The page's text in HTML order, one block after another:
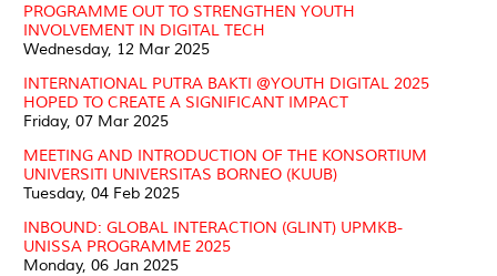
PROGRAMME OUT TO STRENGTHEN YOUTH
INVOLVEMENT IN DIGITAL TECH
Wednesday, 12 Mar 2025
INTERNATIONAL PUTRA BAKTI @YOUTH DIGITAL 2025
HOPED TO CREATE A SIGNIFICANT IMPACT
Friday, 07 Mar 2025
MEETING AND INTRODUCTION OF THE KONSORTIUM
UNIVERSITI UNIVERSITAS BORNEO (KUUB)
Tuesday, 04 Feb 2025
INBOUND: GLOBAL INTERACTION (GLINT) UPMKB-
UNISSA PROGRAMME 2025
Monday, 06 Jan 2025